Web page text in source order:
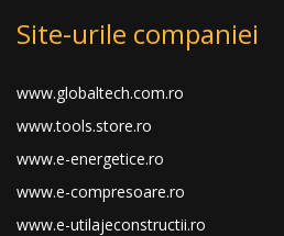
Site-urile companiei
www.globaltech.com.ro
www.tools.store.ro
www.e-energetice.ro
www.e-compresoare.ro
www.e-utilajeconstructii.ro